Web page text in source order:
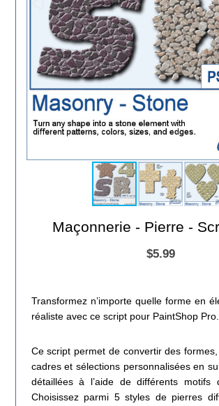
Maçonnerie - Pierre -
$5.99
Transformez n’importe quelle forme en
réaliste avec ce script pour PaintShop Pro.
Ce script permet de convertir des
cadres et sélections personnalisées en
détaillées à l’aide de différents motifs
Choisissez parmi 5 styles de pierres